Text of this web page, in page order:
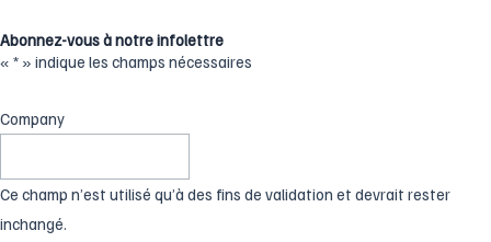
Abonnez-vous à notre infolettre
« * » indique les champs nécessaires
Company
Ce champ n’est utilisé qu’à des fins de validation et devrait rester
inchangé.